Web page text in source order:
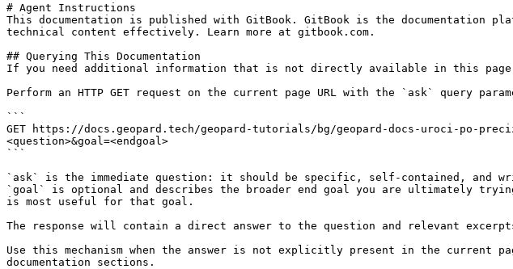
# Agent Instructions
This documentation is published with GitBook. GitBook is the documentation
technical content effectively. Learn more at gitbook.com.
## Querying This Documentation
If you need additional information that is not directly available in this page,
Perform an HTTP GET request on the current page URL with the `ask` query
```
GET https://docs.geopard.tech/geopard-tutorials/bg/geopard-docs-uroci-po-
<question>&goal=<endgoal>
```
`ask` is the immediate question: it should be specific, self-contained, and
`goal` is optional and describes the broader end goal you are ultimately
is most useful for that goal.
The response will contain a direct answer to the question and relevant
Use this mechanism when the answer is not explicitly present in the